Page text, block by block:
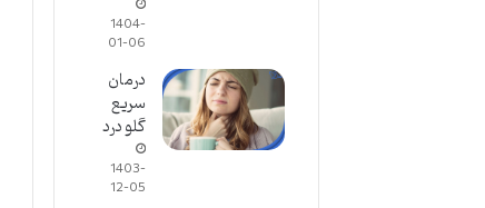
1404-
01-06
درمان
سریع
گلو درد
1403-
12-05